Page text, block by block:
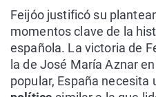
Feijóo justificó su
momentos clave de la
española. La victoria de
la de José María Aznar
popular, España necesita